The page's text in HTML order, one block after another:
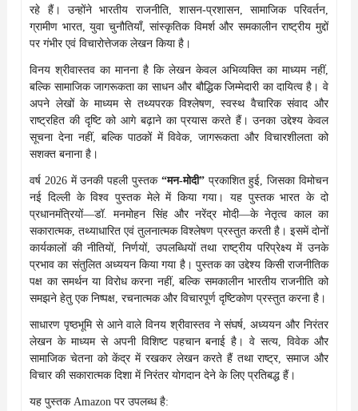
रहे हैं। उन्होंने भारतीय राजनीति, शासन-प्रशासन, सामाजिक परिवर्तन,
ग्रामीण भारत, युवा चुनौतियाँ, सांस्कृतिक विमर्श और समकालीन राष्ट्रीय मुद्दों
पर गंभीर एवं विचारोत्तेजक लेखन किया है।
विनय श्रीवास्तव का मानना है कि लेखन केवल अभिव्यक्ति का माध्यम नहीं,
बल्कि सामाजिक जागरूकता का साधन और बौद्धिक जिम्मेदारी का दायित्व है। वे
अपने लेखों के माध्यम से तथ्यपरक विश्लेषण, स्वस्थ वैचारिक संवाद और
राष्ट्रहित की दृष्टि को आगे बढ़ाने का प्रयास करते हैं। उनका उद्देश्य केवल
सूचना देना नहीं, बल्कि पाठकों में विवेक, जागरूकता और विचारशीलता को
सशक्त बनाना है।
वर्ष 2026 में उनकी पहली पुस्तक “मन-मोदी”प्रकाशित हुई, जिसका विमोचन
नई दिल्ली के विश्व पुस्तक मेले में किया गया। यह पुस्तक भारत के दो
प्रधानमंत्रियों—डॉ. मनमोहन सिंह और नरेंद्र मोदी—के नेतृत्व काल का
सकारात्मक, तथ्याधारित एवं तुलनात्मक विश्लेषण प्रस्तुत करती है। इसमें दोनों
कार्यकालों की नीतियों, निर्णयों, उपलब्धियों तथा राष्ट्रीय परिप्रेक्ष्य में उनके
प्रभाव का संतुलित अध्ययन किया गया है। पुस्तक का उद्देश्य किसी राजनीतिक
पक्ष का समर्थन या विरोध करना नहीं, बल्कि समकालीन भारतीय राजनीति को
समझने हेतु एक निष्पक्ष, रचनात्मक और विचारपूर्ण दृष्टिकोण प्रस्तुत करना है।
साधारण पृष्ठभूमि से आने वाले विनय श्रीवास्तव ने संघर्ष, अध्ययन और निरंतर
लेखन के माध्यम से अपनी विशिष्ट पहचान बनाई है। वे सत्य, विवेक और
सामाजिक चेतना को केंद्र में रखकर लेखन करते हैं तथा राष्ट्र, समाज और
विचार की सकारात्मक दिशा में निरंतर योगदान देने के लिए प्रतिबद्ध हैं।
यह पुस्तक Amazon पर उपलब्ध है: